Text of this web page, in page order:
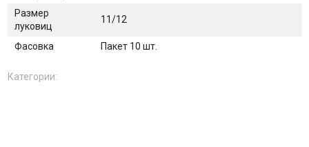
Размер
луковиц
11/12
Фасовка Пакет 10 шт.
Категории: